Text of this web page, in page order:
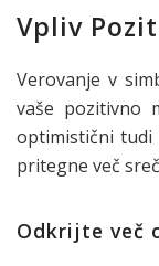
Vpliv
Verovanje v
vaše pozitivno
optimistični tudi
pritegne več
Odkrijte več